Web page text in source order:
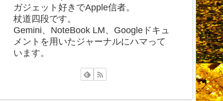
ガジェット好きでApple信者。
杖道四段です。
Gemini、NoteBook LM、Googleドキュ
メントを用いたジャーナルにハマって
います。